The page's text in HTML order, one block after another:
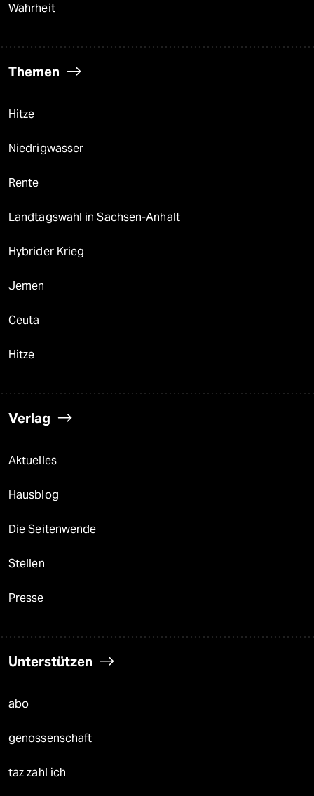
Wahrheit
Themen
Hitze
Niedrigwasser
Rente
Landtagswahl in Sachsen-Anhalt
Hybrider Krieg
Jemen
Ceuta
Hitze
Verlag
Aktuelles
Hausblog
Die Seitenwende
Stellen
Presse
Unterstützen
abo
genossenschaft
taz zahl ich